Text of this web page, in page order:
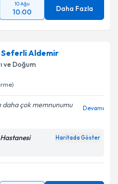
10 Ağu
10:00 Daha Fazla
Seferli Aldemir
ve Doğum
daha çok memnunumu
Devamı
Haritada Göster